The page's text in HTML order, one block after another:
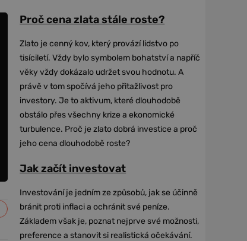
Proč cena zlata stále roste?
Zlato je cenný kov, který provází lidstvo po
tisíciletí. Vždy bylo symbolem bohatství a napříč
věky vždy dokázalo udržet svou hodnotu. A
právě v tom spočívá jeho přitažlivost pro
investory. Je to aktivum, které dlouhodobě
obstálo přes všechny krize a ekonomické
turbulence. Proč je zlato dobrá investice a proč
jeho cena dlouhodobě roste?
Jak začít investovat
Investování je jedním ze způsobů, jak se účinně
bránit proti inflaci a ochránit své peníze.
Základem však je, poznat nejprve své možnosti,
preference a stanovit si realistická očekávání.